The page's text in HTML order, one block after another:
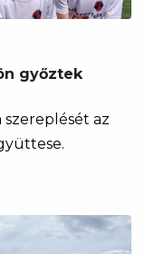
győztek
az